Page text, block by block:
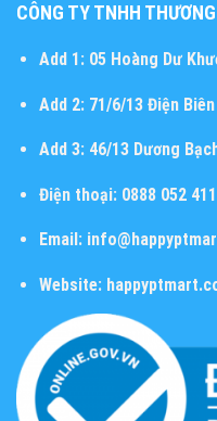
CÔNG TY TNHH
Add 1:05 Hoàng Dư
Add 2:71/6/13 Điện Biên
Add 3:46/13 Dương
Điện thoại:0888 052
Email:
Website: